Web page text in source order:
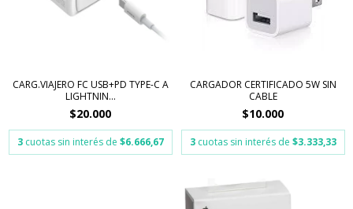
CARG.VIAJERO FC USB+PD TYPE-C A
LIGHTNIN...
$20.000
3 cuotas sin interés de $6.666,67
CARGADOR CERTIFICADO 5W SIN
CABLE
$10.000
3 cuotas sin interés de $3.333,33